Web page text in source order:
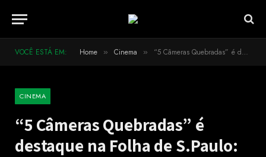
VOCÊ ESTÁ EM: Home » Cinema » “5 Câmeras Quebradas” é destaque na Folha de S.Paulo:
CINEMA
“5 Câmeras Quebradas” é
destaque na Folha de S.Paulo: